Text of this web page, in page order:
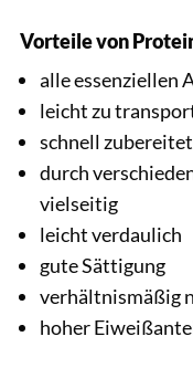
Vorteile von
alle essenziellen
leicht zu
schnell zubereitet
durch
vielseitig
leicht verdaulich
gute Sättigung
verhältnismäßig
hoher